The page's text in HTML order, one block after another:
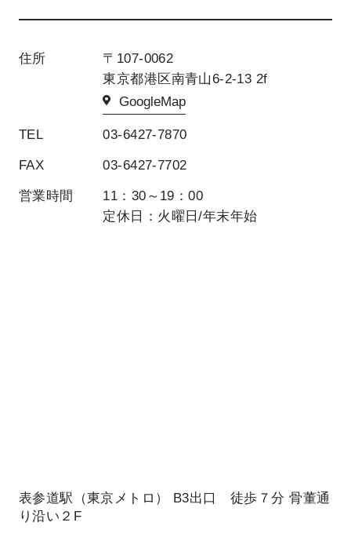
住所
〒107-0062
東京都港区南青山6-2-13 2f
GoogleMap
TEL 03-6427-7870
FAX 03-6427-7702
営業時間
11：30～19：00
定休日：火曜日/年末年始
表参道駅（東京メトロ） B3出口 徒歩７分 骨董通
り沿い２F